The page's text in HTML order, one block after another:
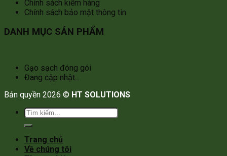
Chính sách kiểm hàng
Chính sách bảo mật thông tin
DANH MỤC SẢN PHẨM
Gạo sạch đóng gói
Đang cập nhật...
Bản quyền 2026 © HT SOLUTIONS
Tìm
kiếm:
Trang chủ
Về chúng tôi